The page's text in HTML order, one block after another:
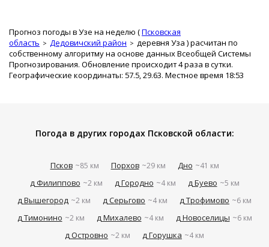
Прогноз погоды в Узе на неделю (Псковская
область
Дедовичский район деревня Уза ) расчитан по
собственному алгоритму на основе данных Всеобщей Системы
Прогнозирования. Обновление происходит 4 раза в сутки.
Географические координаты: 57.5, 29.63. Местное время 18:53
Погода в других городах Псковской области:
Псков ~85 км Порхов ~29 км Дно ~41 км
д Филиппово ~2 км д Городно ~4 км д Буево ~5 км
д Вышегород ~2 км д Серьгово ~4 км д Трофимово ~6 км
д Тимонино ~2 км д Михалево ~4 км д Новоселицы ~6 км
д Островно ~2 км д Горушка ~4 км